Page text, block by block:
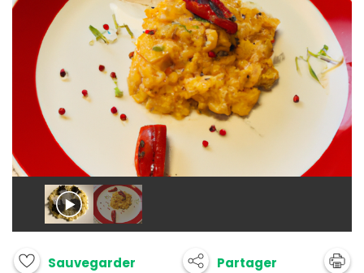
Sauvegarder Partager